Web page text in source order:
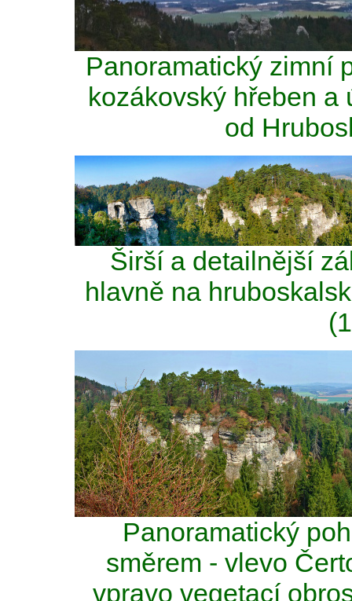
Panoramatický zimní
kozákovský hřeben
od
Širší a detailnější
hlavně na
Panoramatický
směrem - vlevo
vpravo vegetací